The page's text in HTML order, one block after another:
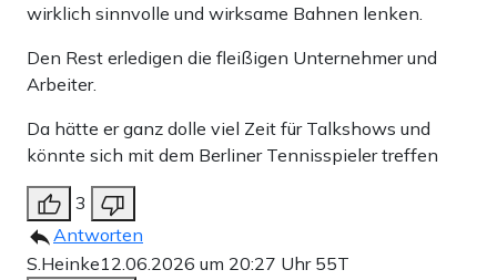
wirklich sinnvolle und wirksame Bahnen lenken.
Den Rest erledigen die fleißigen Unternehmer und
Arbeiter.
Da hätte er ganz dolle viel Zeit für Talkshows und
könnte sich mit dem Berliner Tennisspieler treffen
3
Antworten
S.Heinke12.06.2026 um 20:27 Uhr 55T